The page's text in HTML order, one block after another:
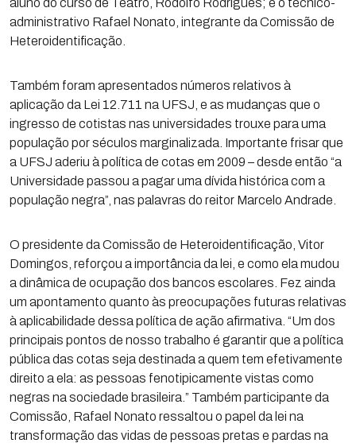
aluno do curso de Teatro, Rodolfo Rodrigues; e o técnico-
administrativo Rafael Nonato, integrante da Comissão de
Heteroidentificação.
Também foram apresentados números relativos à
aplicação da Lei 12.711 na UFSJ, e as mudanças que o
ingresso de cotistas nas universidades trouxe para uma
população por séculos marginalizada. Importante frisar que
a UFSJ aderiu à política de cotas em 2009 – desde então “a
Universidade passou a pagar uma dívida histórica com a
população negra”, nas palavras do reitor Marcelo Andrade.
O presidente da Comissão de Heteroidentificação, Vitor
Domingos, reforçou a importância da lei, e como ela mudou
a dinâmica de ocupação dos bancos escolares. Fez ainda
um apontamento quanto às preocupações futuras relativas
à aplicabilidade dessa política de ação afirmativa. “Um dos
principais pontos de nosso trabalho é garantir que a política
pública das cotas seja destinada a quem tem efetivamente
direito a ela: as pessoas fenotipicamente vistas como
negras na sociedade brasileira.” Também participante da
Comissão, Rafael Nonato ressaltou o papel da lei na
transformação das vidas de pessoas pretas e pardas na